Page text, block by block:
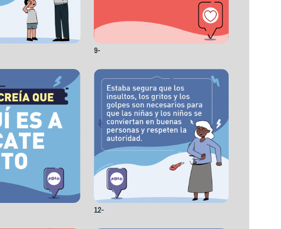
9-
12-